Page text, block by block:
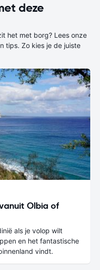
deze
het met borg? Lees onze
tips. Zo kies je de juiste
Olbia of
als je volop wilt
en het fantastische
vindt.